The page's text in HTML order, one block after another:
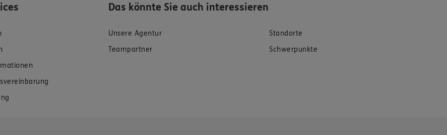
Das könnte Sie auch interessieren
Unsere Agentur
Standorte
Teampartner
Schwerpunkte